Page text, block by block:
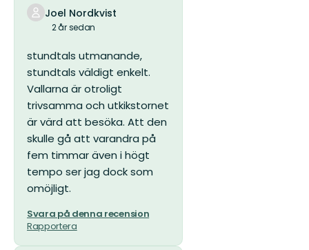
Joel Nordkvist
2 år sedan
stundtals utmanande,
stundtals väldigt enkelt.
Vallarna är otroligt
trivsamma och utkikstornet
är värd att besöka. Att den
skulle gå att varandra på
fem timmar även i högt
tempo ser jag dock som
omöjligt.
Svara på denna recension
Rapportera